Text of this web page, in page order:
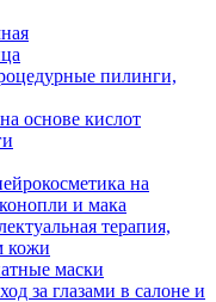
пилинги,
основе кислот
на
и мака
терапия,
кожи
маски
за глазами в салоне и